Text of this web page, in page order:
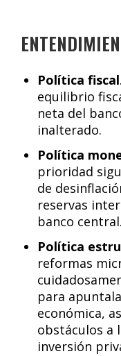
Política fiscal
equilibrio
neta del
inalterado.
Política
prioridad
de
reservas
banco central.
Política
reformas
para
económica,
obstáculos a
inversión